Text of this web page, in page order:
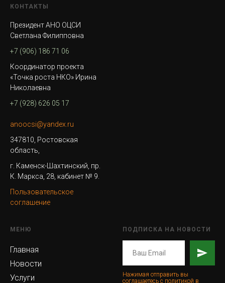
КОНТАКТЫ
Президент АНО ОЦСИ
Светлана Филипповна
+7 (906) 186 71 06
Координатор проекта
«Точка роста НКО» Ирина
Николаевна
+7 (928) 626 05 17
anoocsi@yandex.ru
347810, Ростовская
область,
г. Каменск-Шахтинский, пр.
К. Маркса, 28, кабинет № 9.
Пользовательское
соглашение
МЕНЮ
Главная
Новости
Услуги
ПОДПИСКА НА НОВОСТИ
Нажимая отправить вы
соглашаетесь с политикой в